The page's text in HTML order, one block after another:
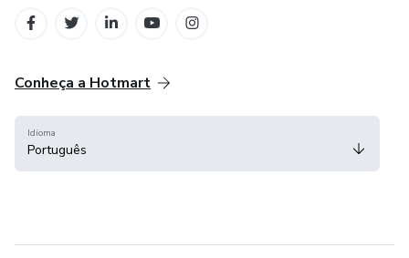
Conheça a Hotmart
Idioma
Português